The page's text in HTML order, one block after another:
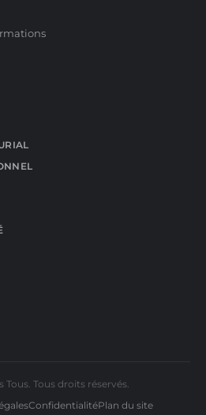
Tous. Tous droits réservés.
ConfidentialitéPlan du site